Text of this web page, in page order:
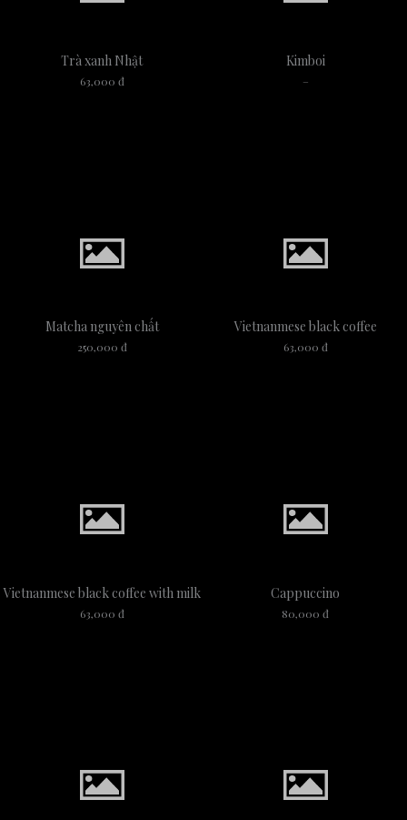
Trà xanh Nhật
63,000 đ
Kimboi
–
Matcha nguyên chất
250,000 đ
Vietnanmese black coffee
63,000 đ
Vietnanmese black coffee with milk
63,000 đ
Cappuccino
80,000 đ